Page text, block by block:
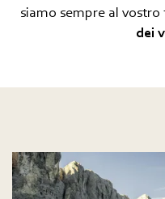
Ciaspolate,
siamo sempre al vostro
dei